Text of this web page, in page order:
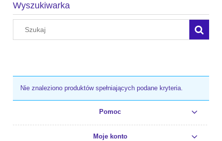
Wyszukiwarka
Nie znaleziono produktów spełniających podane kryteria.
Pomoc
Moje konto